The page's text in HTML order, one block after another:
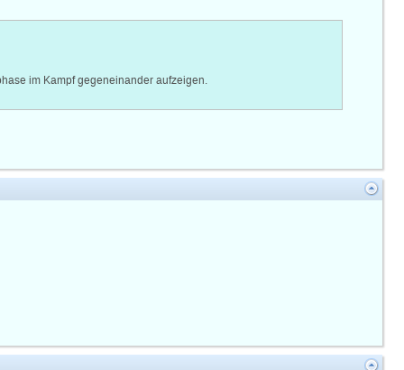
im Kampf gegeneinander aufzeigen.